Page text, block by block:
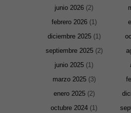
junio 2026 (2)
febrero 2026(1)
diciembre 2025(1)
septiembre 2025(2)
junio 2025 (1)
marzo 2025(3)
enero 2025(2)
octubre 2024 (1)